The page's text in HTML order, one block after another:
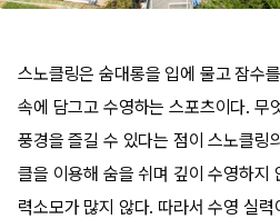
스노클링은 숨대롱을 입에 물고 잠수
속에 담그고 수영하는 스포츠이다. 무
풍경을 즐길 수 있다는 점이 스노클링
클을 이용해 숨을 쉬며 깊이 수영하지
력소모가 많지 않다. 따라서 수영 실